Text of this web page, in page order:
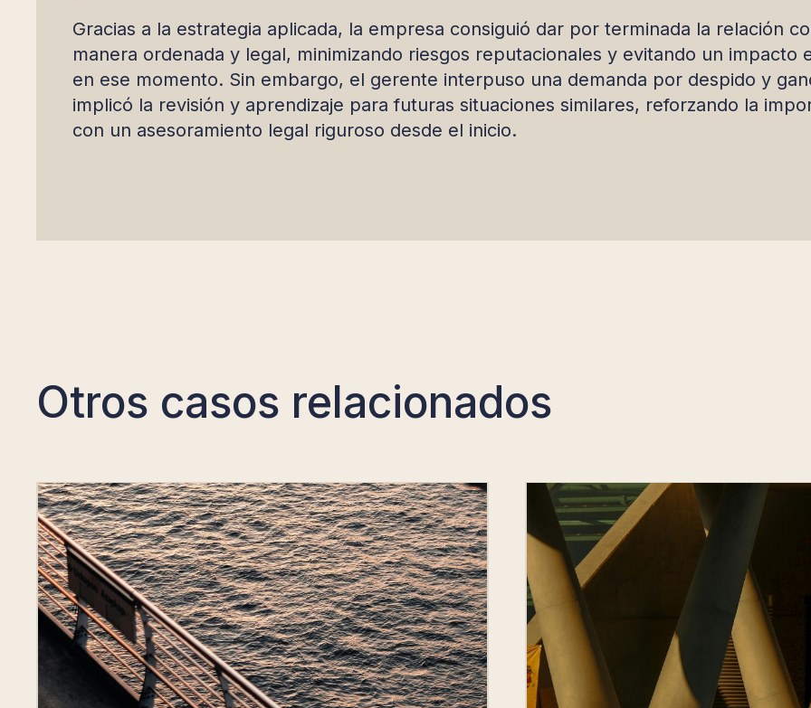
Gracias a la estrategia aplicada, la empresa consiguió dar por terminada la relación
manera ordenada y legal, minimizando riesgos reputacionales y evitando un impacto
en ese momento. Sin embargo, el gerente interpuso una demanda por despido y
implicó la revisión y aprendizaje para futuras situaciones similares, reforzando la
con un asesoramiento legal riguroso desde el inicio.
Otros casos relacionados